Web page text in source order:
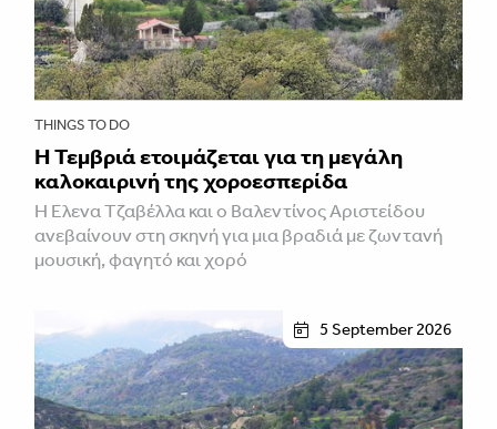
THINGS TO DO
Η Τεμβριά ετοιμάζεται για τη μεγάλη
καλοκαιρινή της χοροεσπερίδα
Η Έλενα Τζαβέλλα και ο Βαλεντίνος Αριστείδου
ανεβαίνουν στη σκηνή για μια βραδιά με ζωντανή
μουσική, φαγητό και χορό
5 September 2026